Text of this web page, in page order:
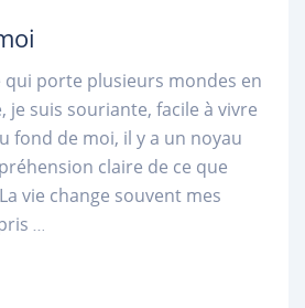
qui porte plusieurs mondes en
je suis souriante, facile à vivre
fond de moi, il y a un noyau
claire de ce que
vie change souvent mes
...